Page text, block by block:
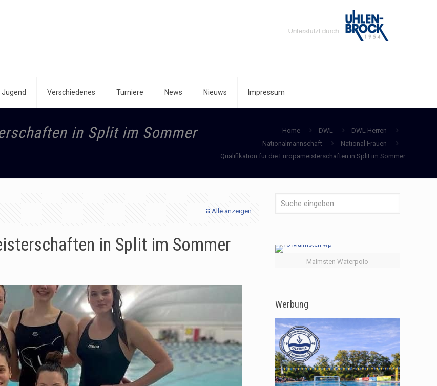
Jugend Verschiedenes Turniere News Nieuws Impressum
in Split im Sommer Home DWL
DWL Herren
Nationalmannschaft
National Frauen
Qualifikation für die Europameisterschaften in Split im Sommer
Alle anzeigen
in Split im Sommer
Malmsten Waterpolo
Werbung